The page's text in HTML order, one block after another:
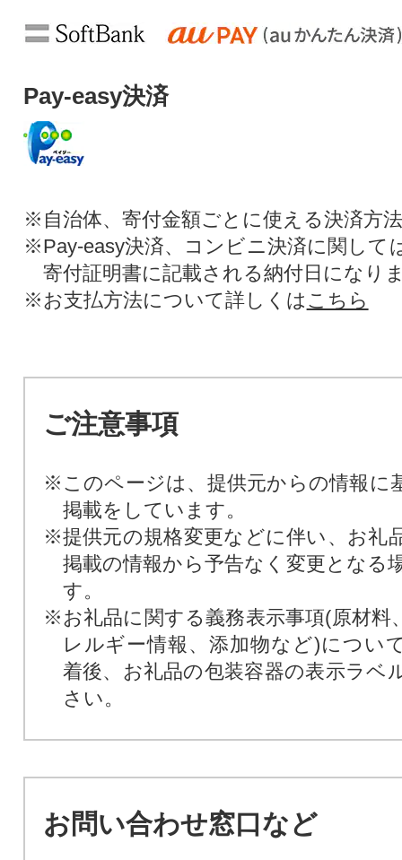
Pay-easy決済
※自治体、寄付金額ごとに使える決済方
※Pay-easy決済、コンビニ決済に関して
寄付証明書に記載される納付日になり
※お支払方法について詳しくは こちら
ご注意事項
※このページは、提供元からの情報に
掲載をしています。
※提供元の規格変更などに伴い、お礼
掲載の情報から予告なく変更となる
す。
※お礼品に関する義務表示事項(原材料
レルギー情報、添加物など)につい
着後、お礼品の包装容器の表示ラベ
さい。
お問い合わせ窓口など